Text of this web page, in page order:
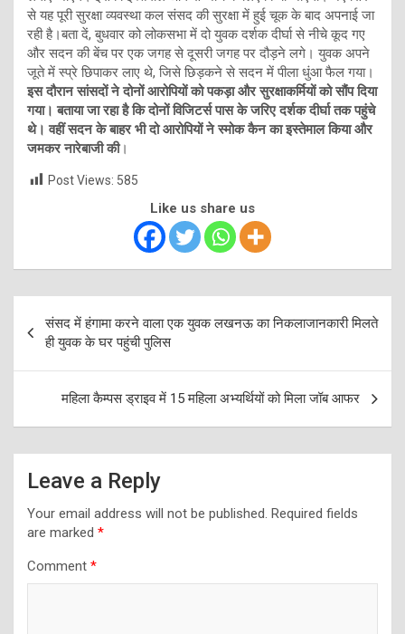
से यह पूरी सुरक्षा व्यवस्था कल संसद की सुरक्षा में हुई चूक के बाद अपनाई जा
रही है।बता दें, बुधवार को लोकसभा में दो युवक दर्शक दीर्घा से नीचे कूद गए
और सदन की बेंच पर एक जगह से दूसरी जगह पर दौड़ने लगे। युवक अपने
जूते में स्‍प्रे छिपाकर लाए थे, जिसे छिड़कने से सदन में पीला धुंआ फैल गया।
इस दौरान सांसदों ने दोनों आरोपियों को पकड़ा और सुरक्षाकर्मियों को सौंप दिया
गया। बताया जा रहा है कि दोनों विजिटर्स पास के जरिए दर्शक दीर्घा तक पहुंचे
थे। वहीं सदन के बाहर भी दो आरोपियों ने स्‍मोक कैन का इस्‍तेमाल किया और
जमकर नारेबाजी की।
Post Views: 585
Like us share us
Post
navigation
संसद में हंगामा करने वाला एक युवक लखनऊ का निकलाजानकारी मिलते
ही युवक के घर पहुंची पुलिस
महिला कैम्पस ड्राइव में 15 महिला अभ्यर्थियों को मिला जॉब आफर
Leave a Reply
Your email address will not be published. Required fields
are marked *
Comment *